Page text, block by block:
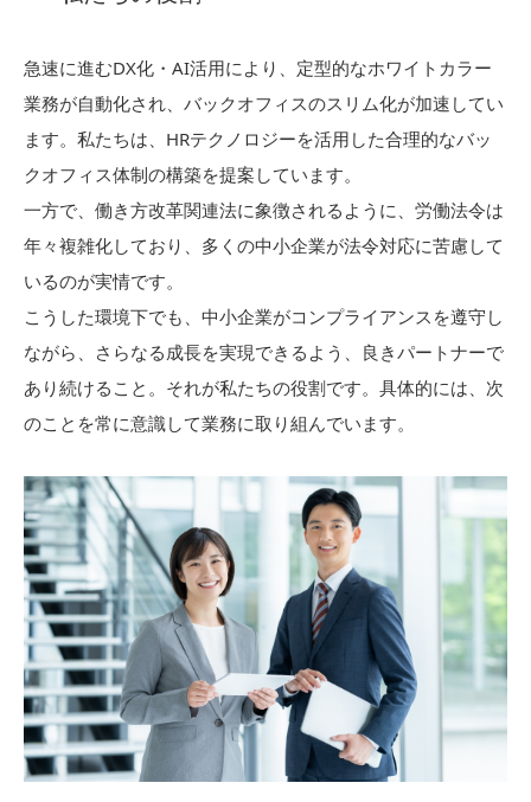
急速に進むDX化・AI活用により、定型的なホワイトカラー
業務が自動化され、バックオフィスのスリム化が加速してい
ます。私たちは、HRテクノロジーを活用した合理的なバッ
クオフィス体制の構築を提案しています。
一方で、働き方改革関連法に象徴されるように、労働法令は
年々複雑化しており、多くの中小企業が法令対応に苦慮して
いるのが実情です。
こうした環境下でも、中小企業がコンプライアンスを遵守し
ながら、さらなる成長を実現できるよう、良きパートナーで
あり続けること。それが私たちの役割です。具体的には、次
のことを常に意識して業務に取り組んでいます。